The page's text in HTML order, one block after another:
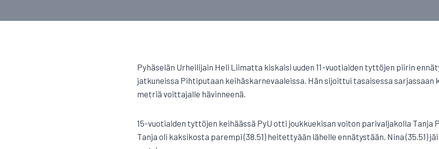
Pyhäselän Urheilijain Heli Liimatta kiskaisi uuden 11-vuotiaiden tyttöjen piirin
jatkuneissa Pihtiputaan keihäskarnevaaleissa. Hän sijoittui tasaisessa sarjassaan
metriä voittajalle hävinneenä.
15-vuotiaiden tyttöjen keihäässä PyU otti joukkuekisan voiton parivaljakolla Tanja
Tanja oli kaksikosta parempi (38.51) heitettyään lähelle ennätystään. Nina (35.51)